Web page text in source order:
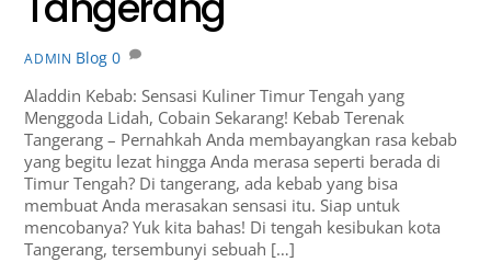
ADMIN Blog 0
Aladdin Kebab: Sensasi Kuliner Timur Tengah yang
Menggoda Lidah, Cobain Sekarang! Kebab Terenak
Tangerang – Pernahkah Anda membayangkan rasa kebab
yang begitu lezat hingga Anda merasa seperti berada di
Timur Tengah? Di tangerang, ada kebab yang bisa
membuat Anda merasakan sensasi itu. Siap untuk
mencobanya? Yuk kita bahas! Di tengah kesibukan kota
Tangerang, tersembunyi sebuah […]